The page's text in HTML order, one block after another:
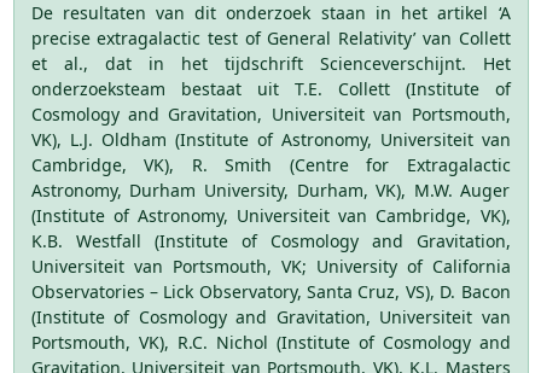
De resultaten van dit onderzoek staan in het artikel ‘A
precise extragalactic test of General Relativity’ van Collett
et al., dat in het tijdschrift Scienceverschijnt. Het
onderzoeksteam bestaat uit T.E. Collett (Institute of
Cosmology and Gravitation, Universiteit van Portsmouth,
VK), L.J. Oldham (Institute of Astronomy, Universiteit van
Cambridge, VK), R. Smith (Centre for Extragalactic
Astronomy, Durham University, Durham, VK), M.W. Auger
(Institute of Astronomy, Universiteit van Cambridge, VK),
K.B. Westfall (Institute of Cosmology and Gravitation,
Universiteit van Portsmouth, VK; University of California
Observatories – Lick Observatory, Santa Cruz, VS), D. Bacon
(Institute of Cosmology and Gravitation, Universiteit van
Portsmouth, VK), R.C. Nichol (Institute of Cosmology and
Gravitation, Universiteit van Portsmouth, VK), K.L. Masters